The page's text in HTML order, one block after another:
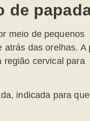
de
meio de pequenos
das orelhas. A
região cervical para
indicada para